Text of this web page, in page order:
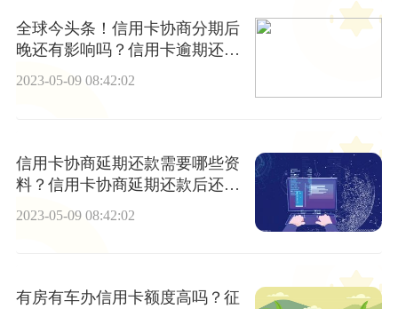
全球今头条！信用卡协商分期后
晚还有影响吗？信用卡逾期还不
上被起诉会怎样？
2023-05-09 08:42:02
信用卡协商延期还款需要哪些资
料？信用卡协商延期还款后还上
2023-05-09 08:42:02
有房有车办信用卡额度高吗？征